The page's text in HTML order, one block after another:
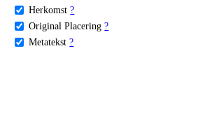
Herkomst ?
Original Placering ?
Metatekst ?